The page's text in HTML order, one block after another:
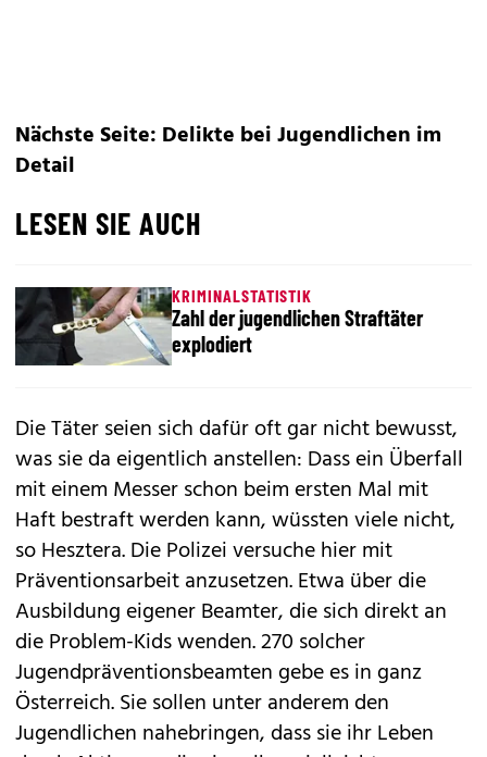
Nächste Seite: Delikte bei Jugendlichen im
Detail
LESEN SIE AUCH
KRIMINALSTATISTIK
Zahl der jugendlichen Straftäter
explodiert
Die Täter seien sich dafür oft gar nicht bewusst,
was sie da eigentlich anstellen: Dass ein Überfall
mit einem Messer schon beim ersten Mal mit
Haft bestraft werden kann, wüssten viele nicht,
so Hesztera. Die Polizei versuche hier mit
Präventionsarbeit anzusetzen. Etwa über die
Ausbildung eigener Beamter, die sich direkt an
die Problem-Kids wenden. 270 solcher
Jugendpräventionsbeamten gebe es in ganz
Österreich. Sie sollen unter anderem den
Jugendlichen nahebringen, dass sie ihr Leben